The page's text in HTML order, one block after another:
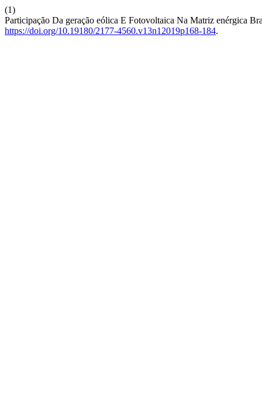
(1)
Participação Da geração eólica E Fotovoltaica Na Matriz enérgica
https://doi.org/10.19180/2177-4560.v13n12019p168-184.